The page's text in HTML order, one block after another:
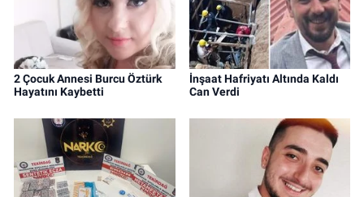
2 Çocuk Annesi Burcu Öztürk
Hayatını Kaybetti
İnşaat Hafriyatı Altında Kaldı
Can Verdi